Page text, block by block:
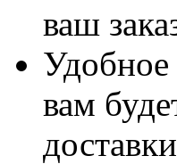
ваш
Удобное
вам